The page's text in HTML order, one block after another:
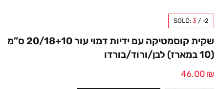
SOLD: 3 / -2
שקית קוסמטיקה עם ידיות דמוי עור 20/18+10 ס”מ
(10 במארז) לבן/ורוד/בורדו
46.00 ₪